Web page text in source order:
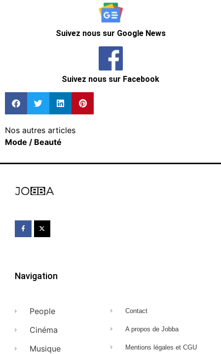
Suivez nous sur Google News
Suivez nous sur Facebook
Nos autres articles
Mode / Beauté
Navigation
People
Cinéma
Musique
Contact
A propos de Jobba
Mentions légales et CGU